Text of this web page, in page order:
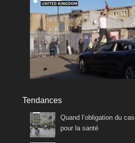
Tendances
Quand l’obligation du
pour la santé